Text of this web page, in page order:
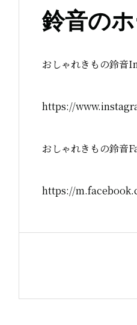
鈴音の
おしゃれきもの鈴音
https://
おしゃれきもの鈴音
https://